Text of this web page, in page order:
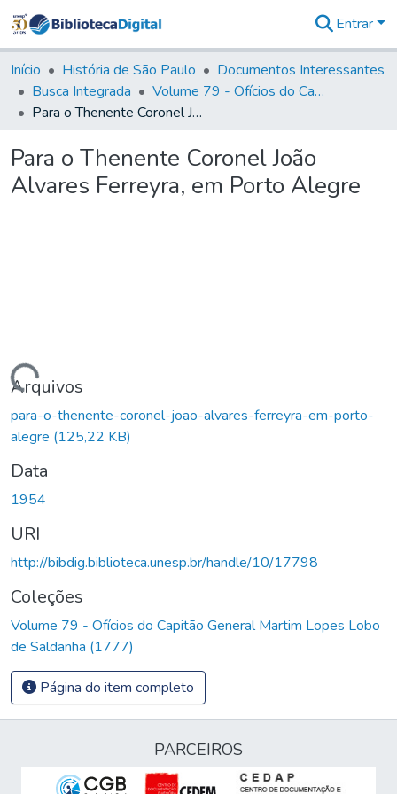
&
Coleções
Tudo na
Biblioteca
Estatísticas
Entrar
Início História de São Paulo
Documentos Interessantes
Busca Integrada
Volume 79 - Ofícios do Capitão General Martim Lopes Lobo de Saldanha (1777)
Para o Thenente Coronel João Alvares Ferreyra, em Porto Alegre
Para o Thenente Coronel João
Alvares Ferreyra, em Porto Alegre
Carregando...
Arquivos
para-o-thenente-coronel-joao-alvares-ferreyra-em-porto-
alegre (125,22 KB)
Data
1954
URI
http://bibdig.biblioteca.unesp.br/handle/10/17798
Coleções
Volume 79 - Ofícios do Capitão General Martim Lopes Lobo
de Saldanha (1777)
Página do item completo
PARCEIROS